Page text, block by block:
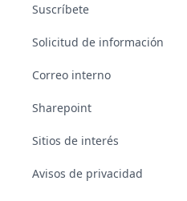
Suscríbete
Solicitud de información
Correo interno
Sharepoint
Sitios de interés
Avisos de privacidad